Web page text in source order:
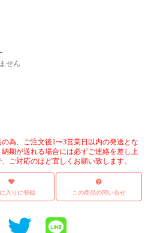
せん
為、ご注文後1〜3営業日以内の発送とな
期が送れる場合には必ずご連絡を差し上
ご対応のほど宜しくお願い致します。
入りに登録 この商品の問い合せ